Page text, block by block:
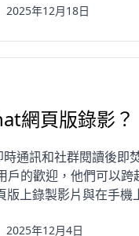
2025年12月18日
網頁版錄影？
通訊和社群閱讀後即
戶的歡迎，他們可以
版上錄製影片與在手
2025年12月4日